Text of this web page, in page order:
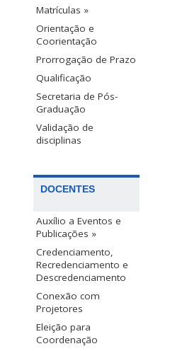
Matrículas »
Orientação e
Coorientação
Prorrogação de Prazo
Qualificação
Secretaria de Pós-
Graduação
Validação de
disciplinas
DOCENTES
Auxílio a Eventos e
Publicações »
Credenciamento,
Recredenciamento e
Descredenciamento
Conexão com
Projetores
Eleição para
Coordenação